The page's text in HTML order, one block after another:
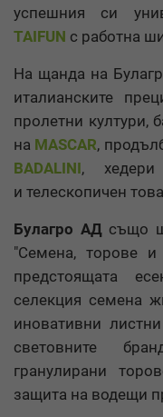
успешния си
TAIFUN с работна
На щанда на
италианските
пролетни
на MASCAR,
BADALINI,
и телескопичен
Булагро АДсъщо
"Семена, торове
предстоящата
селекция семена
иновативни
световните
гранулирани
защита на водещи